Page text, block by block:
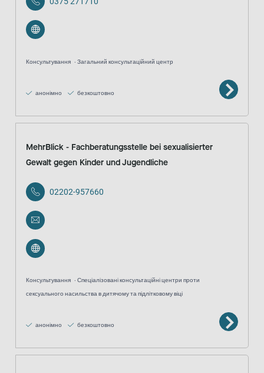
Консультування Загальний консультаційний центр
анонімно безкоштовно
MehrBlick - Fachberatungsstelle bei sexualisierter
Gewalt gegen Kinder und Jugendliche
02202-957660
Консультування
Спеціалізовані консультаційні центри проти
сексуального насильства в дитячому та підлітковому віці
анонімно безкоштовно